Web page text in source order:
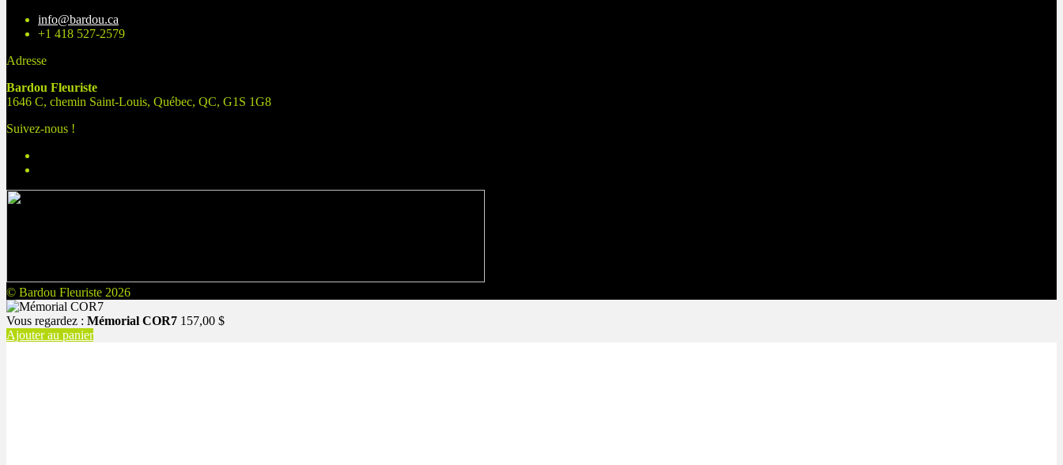
info@bardou.ca
+1 418 527-2579
Adresse
Bardou Fleuriste
1646 C, chemin Saint-Louis, Québec, QC, G1S 1G8
Suivez-nous !
© Bardou Fleuriste 2026
Vous regardez : Mémorial COR7 157,00 $
Ajouter au panier